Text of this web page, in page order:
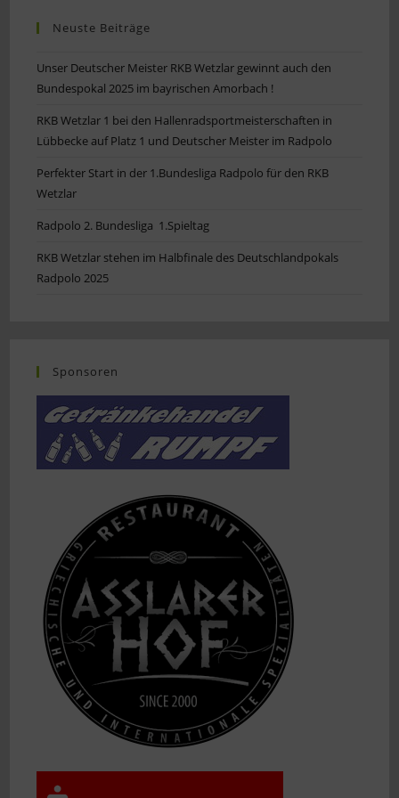
Neuste Beiträge
Unser Deutscher Meister RKB Wetzlar gewinnt auch den
Bundespokal 2025 im bayrischen Amorbach !
RKB Wetzlar 1 bei den Hallenradsportmeisterschaften in
Lübbecke auf Platz 1 und Deutscher Meister im Radpolo
Perfekter Start in der 1.Bundesliga Radpolo für den RKB
Wetzlar
Radpolo 2. Bundesliga 1.Spieltag
RKB Wetzlar stehen im Halbfinale des Deutschlandpokals
Radpolo 2025
Sponsoren